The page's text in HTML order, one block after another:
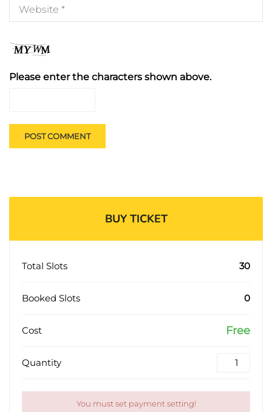
Please enter the characters shown above.
BUY TICKET
Total Slots 30
Booked Slots 0
Cost Free
Quantity
You must set payment setting!